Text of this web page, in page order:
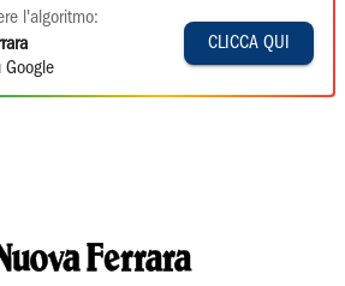
l'algoritmo:
Google
CLICCA QUI